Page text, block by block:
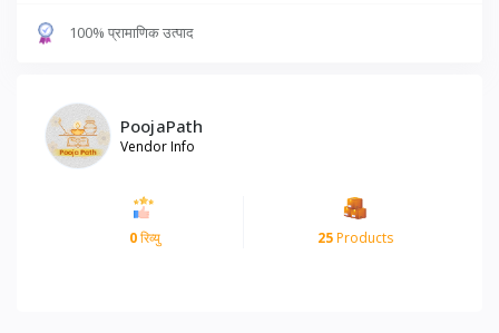
100% प्रामाणिक उत्पाद
PoojaPath
Vendor Info
0रिव्यु 25Products